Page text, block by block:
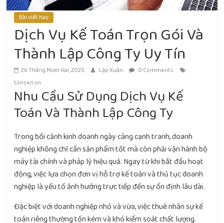
Bài viết hay
Dịch Vụ Kế Toán Trọn Gói Và
Thành Lập Công Ty Uy Tín
26 Tháng Mười Hai, 2025 Lập Xuân
0 Comments
timsen.vn
Nhu Cầu Sử Dụng Dịch Vụ Kế
Toán Và Thành Lập Công Ty
Trong bối cảnh kinh doanh ngày càng cạnh tranh, doanh
nghiệp không chỉ cần sản phẩm tốt mà còn phải vận hành bộ
máy tài chính và pháp lý hiệu quả. Ngay từ khi bắt đầu hoạt
động, việc lựa chọn đơn vị hỗ trợ kế toán và thủ tục doanh
nghiệp là yếu tố ảnh hưởng trực tiếp đến sự ổn định lâu dài.
Đặc biệt với doanh nghiệp nhỏ và vừa, việc thuê nhân sự kế
toán riêng thường tốn kém và khó kiểm soát chất lượng.